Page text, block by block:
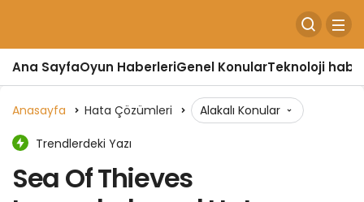
Ana SayfaOyun HaberleriGenel KonularTeknoloji
Anasayfa Hata Çözümleri Alakalı Konular
Trendlerdeki Yazı
Sea Of Thieves